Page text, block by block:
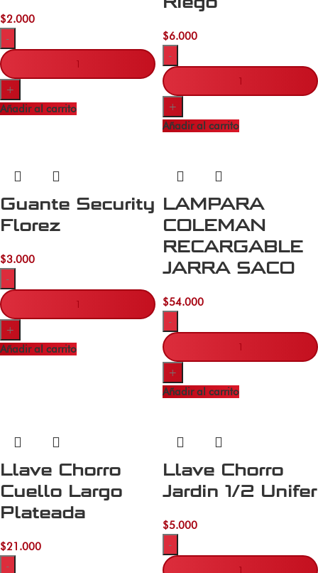
$2.000
-
+
Añadir al carrito
$6.000
-
+
Añadir al carrito
Guante Security
Florez
$3.000
-
+
Añadir al carrito
LAMPARA
COLEMAN
RECARGABLE
JARRA SACO
$54.000
-
+
Añadir al carrito
Llave Chorro
Cuello Largo
Plateada
$21.000
-
Llave Chorro
Jardin 1/2 Unifer
$5.000
-